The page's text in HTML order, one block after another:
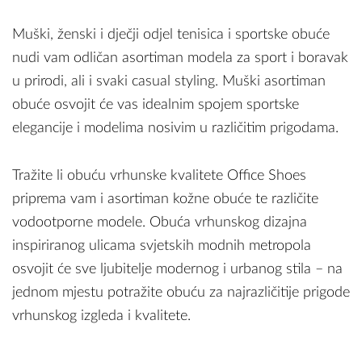
Muški, ženski i dječji odjel tenisica i sportske obuće
nudi vam odličan asortiman modela za sport i boravak
u prirodi, ali i svaki casual styling. Muški asortiman
obuće osvojit će vas idealnim spojem sportske
elegancije i modelima nosivim u različitim prigodama.
Tražite li obuću vrhunske kvalitete Office Shoes
priprema vam i asortiman kožne obuće te različite
vodootporne modele. Obuća vrhunskog dizajna
inspiriranog ulicama svjetskih modnih metropola
osvojit će sve ljubitelje modernog i urbanog stila – na
jednom mjestu potražite obuću za najrazličitije prigode
vrhunskog izgleda i kvalitete.